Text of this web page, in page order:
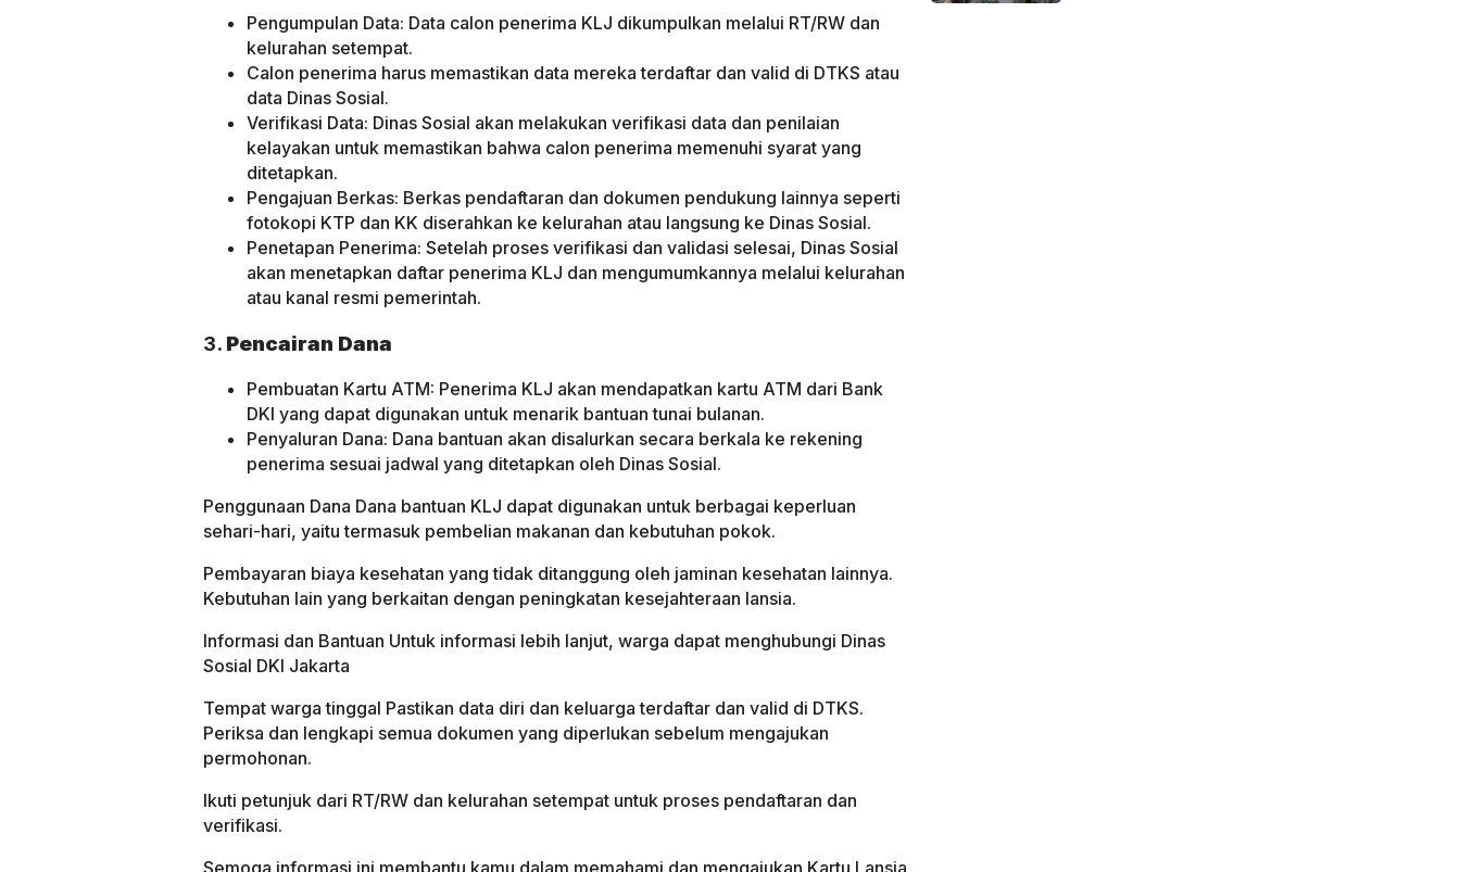
Pengumpulan Data: Data calon penerima KLJ dikumpulkan melalui RT/RW dan
kelurahan setempat.
Calon penerima harus memastikan data mereka terdaftar dan valid di DTKS atau
data Dinas Sosial.
Verifikasi Data: Dinas Sosial akan melakukan verifikasi data dan penilaian
kelayakan untuk memastikan bahwa calon penerima memenuhi syarat yang
ditetapkan.
Pengajuan Berkas: Berkas pendaftaran dan dokumen pendukung lainnya seperti
fotokopi KTP dan KK diserahkan ke kelurahan atau langsung ke Dinas Sosial.
Penetapan Penerima: Setelah proses verifikasi dan validasi selesai, Dinas Sosial
akan menetapkan daftar penerima KLJ dan mengumumkannya melalui kelurahan
atau kanal resmi pemerintah.
3. Pencairan Dana
Pembuatan Kartu ATM: Penerima KLJ akan mendapatkan kartu ATM dari Bank
DKI yang dapat digunakan untuk menarik bantuan tunai bulanan.
Penyaluran Dana: Dana bantuan akan disalurkan secara berkala ke rekening
penerima sesuai jadwal yang ditetapkan oleh Dinas Sosial.
Penggunaan Dana Dana bantuan KLJ dapat digunakan untuk berbagai keperluan
sehari-hari, yaitu termasuk pembelian makanan dan kebutuhan pokok.
Pembayaran biaya kesehatan yang tidak ditanggung oleh jaminan kesehatan lainnya.
Kebutuhan lain yang berkaitan dengan peningkatan kesejahteraan lansia.
Informasi dan Bantuan Untuk informasi lebih lanjut, warga dapat menghubungi Dinas
Sosial DKI Jakarta
Tempat warga tinggal Pastikan data diri dan keluarga terdaftar dan valid di DTKS.
Periksa dan lengkapi semua dokumen yang diperlukan sebelum mengajukan
permohonan.
Ikuti petunjuk dari RT/RW dan kelurahan setempat untuk proses pendaftaran dan
verifikasi.
Semoga informasi ini membantu kamu dalam memahami dan mengajukan Kartu Lansia